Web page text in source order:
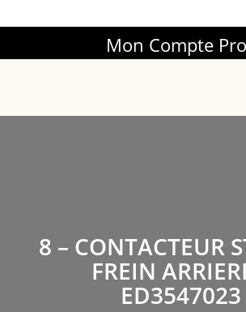
Mon Compte Pro
8 – CONTACTEUR
FREIN
ED3547023